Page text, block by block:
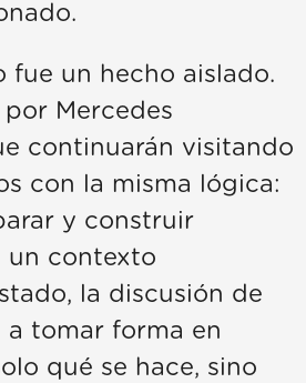
fue un hecho aislado.
por Mercedes
continuarán visitando
con la misma lógica:
y construir
un contexto
la discusión de
a tomar forma en
qué se hace, sino